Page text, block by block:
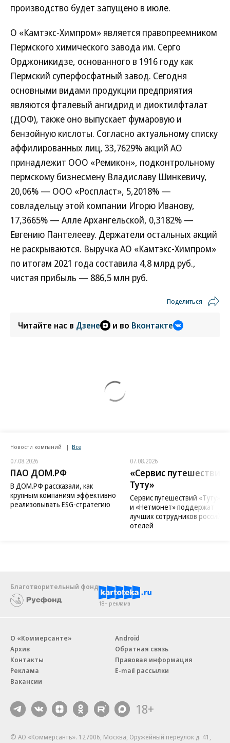
производство будет запущено в июле.
О «Камтэкс-Химпром» является правопреемником
Пермского химического завода им. Серго
Орджоникидзе, основанного в 1916 году как
Пермский суперфосфатный завод. Сегодня
основными видами продукции предприятия
являются фталевый ангидрид и диоктилфталат
(ДОФ), также оно выпускает фумаровую и
бензойную кислоты. Согласно актуальному списку
аффилированных лиц, 33,7629% акций АО
принадлежит ООО «Ремикон», подконтрольному
пермскому бизнесмену Владиславу Шинкевичу,
20,06% — ООО «Роспласт», 5,2018% —
совладельцу этой компании Игорю Иванову,
17,3665% — Алле Архангельской, 0,3182% —
Евгению Пантелееву. Держатели остальных акций
не раскрываются. Выручка АО «Камтэкс-Химпром»
по итогам 2021 года составила 4,8 млрд руб.,
чистая прибыль — 886,5 млн руб.
Поделиться
Читайте нас в Дзене и во Вконтакте
Новости компаний Все
07.08.2026
ПАО ДОМ.РФ
В ДОМ.РФ рассказали, как
крупным компаниям эффективно
реализовывать ESG-стратегию
07.08.2026
«Сервис путешествий
Туту»
Сервис путешествий «Туту»
и «Нетмонет» поддержат
лучших сотрудников
отелей
Благотворительный фонд
18+ реклама
О «Коммерсанте»
Архив
Контакты
Реклама
Вакансии
Android
Обратная связь
Правовая информация
E-mail рассылки
18+
© АО «Коммерсантъ». 127006, Москва, Оружейный переулок д. 41,